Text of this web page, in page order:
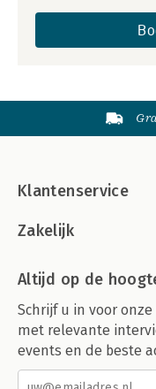
Klantenservice
Zakelijk
Altijd op de
Schrijf u in voor
met relevante
events en de beste